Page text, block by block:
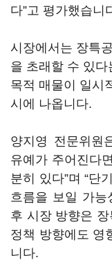
다”고 평가했습니
시장에서는 장특
을 초래할 수 있다
목적 매물이 일시
시에 나옵니다.
양지영 전문위원
유예가 주어진다
분히 있다”며 “단
흐름을 보일 가능
후 시장 방향은
정책 방향에도 영
니다.